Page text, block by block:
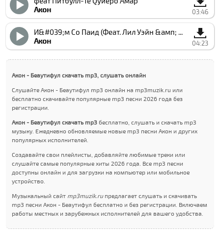
Акон
03:46
И&#039;м Со Паид (Феат. Лил Уэйн &амп; Ёунг Жеезй)
Акон
04:23
Акон - Беаутифул скачать mp3, слушать онлайн
Слушайте Акон - Беаутифул mp3 онлайн на mp3muzik.ru или
бесплатно скачивайте популярные mp3 песни 2026 года без
регистрации.
Акон - Беаутифул скачать mp3 бесплатно, слушать и скачать mp3
музыку. Ежедневно обновляемые новые mp3 песни Акон и других
популярных исполнителей.
Создавайте свои плейлисты, добавляйте любимые треки или
слушайте самые популярные хиты 2026 года. Все mp3 песни
доступны онлайн и для загрузки на компьютер или мобильное
устройство.
Музыкальный сайт mp3muzik.ruпредлагает слушать и скачивать
mp3 песни Акон - Беаутифул бесплатно и без регистрации. Включаем
работы местных и зарубежных исполнителей для вашего удобства.